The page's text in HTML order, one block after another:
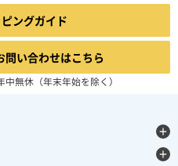
ングガイド
問い合わせはこちら
無休（年末年始を除く）